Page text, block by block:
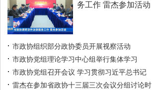
务工作 雷杰参加活动
市政协组织部分政协委员开展视察活动
市政协党组理论学习中心组举行集体学习
市政协党组召开会议 学习贯彻习近平总书记
雷杰在参加省政协十三届三次会议分组讨论时